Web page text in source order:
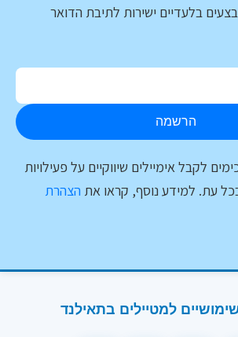
בלעדיים ישירות לתיבת הדואר
הרשמה
לקבל אימיילים שיווקיים על פעילויות
עת. למידע נוסף, קראו את הצהרת
למטיילים בתאילנד